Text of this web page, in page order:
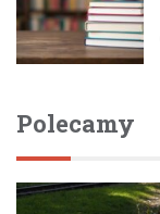
Polecamy